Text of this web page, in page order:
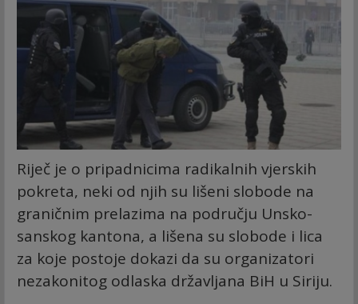
Riječ je o pripadnicima radikalnih vjerskih
pokreta, neki od njih su lišeni slobode na
graničnim prelazima na području Unsko-
sanskog kantona, a lišena su slobode i lica
za koje postoje dokazi da su organizatori
nezakonitog odlaska državljana BiH u Siriju.